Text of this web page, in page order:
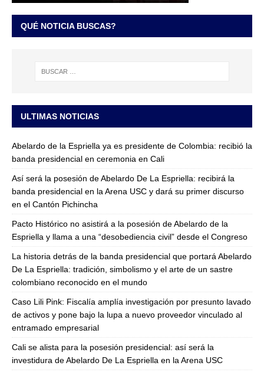
QUÉ NOTICIA BUSCAS?
ULTIMAS NOTICIAS
Abelardo de la Espriella ya es presidente de Colombia: recibió la
banda presidencial en ceremonia en Cali
Así será la posesión de Abelardo De La Espriella: recibirá la
banda presidencial en la Arena USC y dará su primer discurso
en el Cantón Pichincha
Pacto Histórico no asistirá a la posesión de Abelardo de la
Espriella y llama a una “desobediencia civil” desde el Congreso
La historia detrás de la banda presidencial que portará Abelardo
De La Espriella: tradición, simbolismo y el arte de un sastre
colombiano reconocido en el mundo
Caso Lili Pink: Fiscalía amplía investigación por presunto lavado
de activos y pone bajo la lupa a nuevo proveedor vinculado al
entramado empresarial
Cali se alista para la posesión presidencial: así será la
investidura de Abelardo De La Espriella en la Arena USC